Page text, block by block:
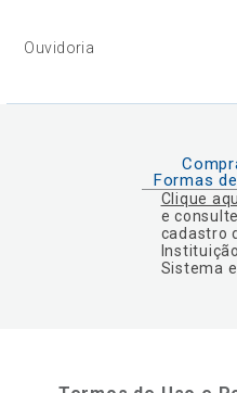
Ouvidoria
Formas
Clique
e
cadastro
Sistema